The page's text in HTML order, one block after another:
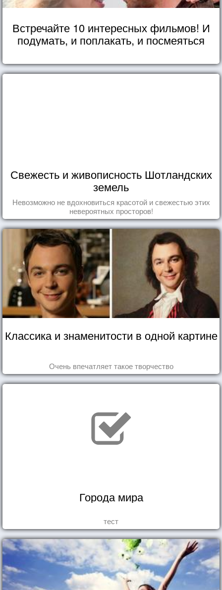
Встречайте 10 интересных фильмов! И
подумать, и поплакать, и посмеяться
Свежесть и живописность Шотландских
земель
Невозможно не вдохновиться красотой и свежестью этих
невероятных просторов!
Классика и знаменитости в одной картине
Очень впечатляет такое творчество
Города мира
тест